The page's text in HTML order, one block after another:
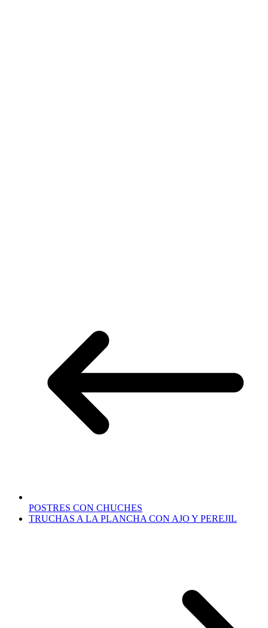
POSTRES CON CHUCHES
TRUCHAS A LA PLANCHA CON AJO Y PEREJIL